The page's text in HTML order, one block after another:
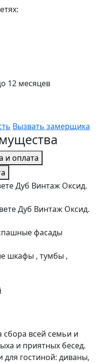
12 месяцев
Вызвать замерщика
и оплата
Дуб Винтаж Оксид.
Дуб Винтаж Оксид.
фасады
шкафы , тумбы ,
сбора всей семьи и
и приятных бесед.
гостиной: диваны,